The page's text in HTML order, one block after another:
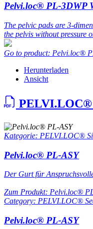
Pelvi.loc® PL-3DWP
The pelvic pads are 3-
the pelvis without pressure
Go to product: Pelvi.loc®
Herunterladen
Ansicht
Kategorie: PELVI.LOC®
Pelvi.loc® PL-ASY
Der Gurt für
Zum Produkt: Pelvi.loc®
Category: PELVI.LOC®
Pelvi.loc® PL-ASY